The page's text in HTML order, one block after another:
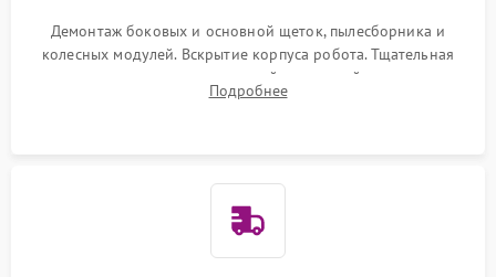
Демонтаж боковых и основной щеток, пылесборника и
колесных модулей. Вскрытие корпуса робота. Тщательная
очистка внутренних полостей, шестерней и плат от
скопившейся пыли, волос и шерсти животных с
Подробнее